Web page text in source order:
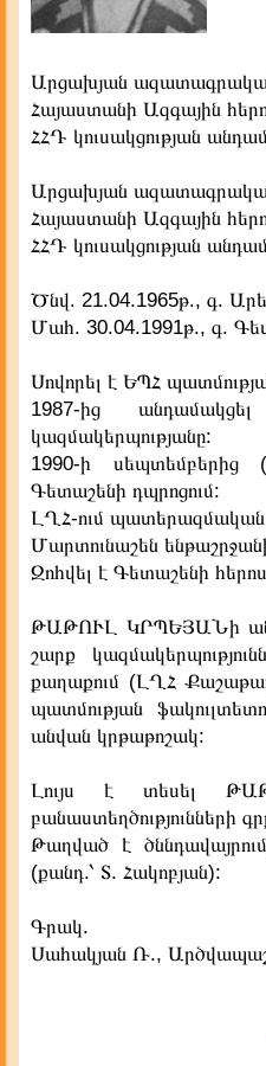
Արցախյան
Հայաստանի Ազգային
ՀՀԴ կուսակցության
Արցախյան
Հայաստանի Ազգային
ՀՀԴ կուսակցության
Ծնվ. 21.04.1965թ., գ.
Մահ. 30.04.1991թ., գ.
Սովորել է ԵՊՀ
1987-ից
կազմակերպությանը:
1990-ի սեպտեմբերից
Գետաշենի դպրոցում:
ԼՂՀ-ում պատերազմական
Մարտունաշեն
Զոհվել է Գետաշենի
ԹԱԹՈՒԼ ԿՐՊԵՅԱՆի
շարք
քաղաքում (ԼՂՀ
պատմության
անվան կրթաթոշակ:
Լույս է տեսել
բանաստեղծությունների
Թաղված է
(քանդ.՝ Տ. Հակոբյան):
Գրակ.
Սահակյան Ռ.,